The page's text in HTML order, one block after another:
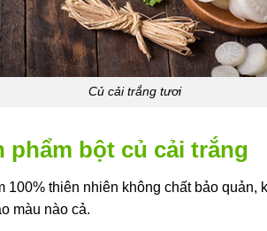
Củ cải trắng tươi
phẩm bột củ cải trắng
100% thiên nhiên không chất bảo quản,
màu nào cả.